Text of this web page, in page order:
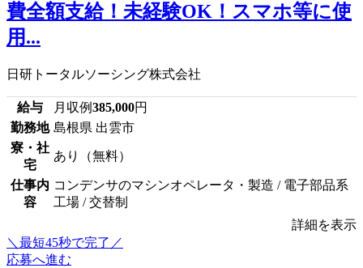
費全額支給！未経験OK！スマホ等に使
用...
日研トータルソーシング株式会社
給与 月収例385,000円
勤務地 島根県 出雲市
寮・社
宅
あり（無料）
仕事内
容
コンデンサのマシンオペレータ・製造 / 電子部品系
工場 / 交替制
詳細を表示
＼最短45秒で完了／
応募へ進む